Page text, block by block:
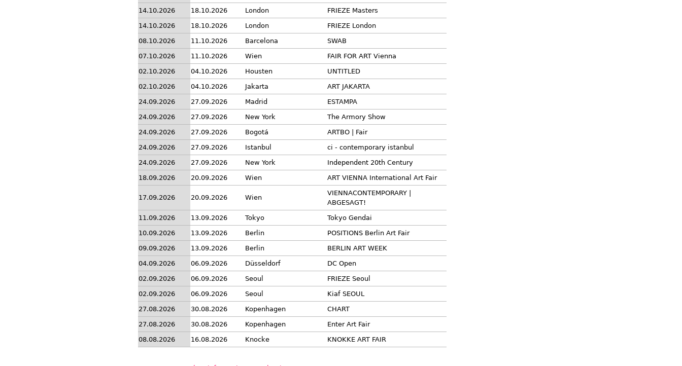
14.10.2026
18.10.2026 London
FRIEZE Masters
14.10.2026
18.10.2026 London
FRIEZE London
08.10.2026
11.10.2026 Barcelona
SWAB
07.10.2026
11.10.2026 Wien
FAIR FOR ART Vienna
02.10.2026
04.10.2026 Housten
UNTITLED
02.10.2026
04.10.2026 Jakarta
ART JAKARTA
24.09.2026
27.09.2026 Madrid
ESTAMPA
24.09.2026
27.09.2026 New York
The Armory Show
24.09.2026
27.09.2026 Bogotá
ARTBO | Fair
24.09.2026
27.09.2026 Istanbul
ci - contemporary istanbul
24.09.2026
27.09.2026 New York
Independent 20th Century
18.09.2026
20.09.2026 Wien ART VIENNA International Art Fair
17.09.2026 20.09.2026 Wien
VIENNACONTEMPORARY |
ABGESAGT!
11.09.2026
13.09.2026 Tokyo
Tokyo Gendai
10.09.2026
13.09.2026 Berlin
POSITIONS Berlin Art Fair
09.09.2026
13.09.2026 Berlin
BERLIN ART WEEK
04.09.2026
06.09.2026 Düsseldorf
DC Open
02.09.2026
06.09.2026 Seoul
FRIEZE Seoul
02.09.2026
06.09.2026 Seoul
Kiaf SEOUL
27.08.2026
30.08.2026 Kopenhagen
CHART
27.08.2026
30.08.2026 Kopenhagen
Enter Art Fair
08.08.2026
16.08.2026 Knocke KNOKKE ART FAIR